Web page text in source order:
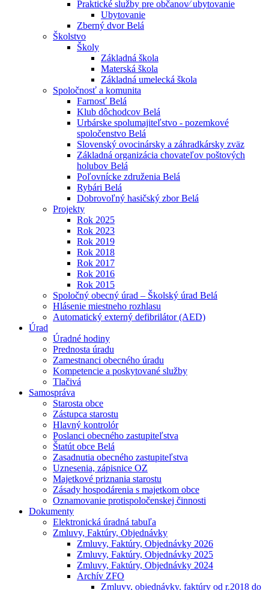
Praktické služby pre občanov⁄ ubytovanie
Ubytovanie
Zberný dvor Belá
Školstvo
Školy
Základná škola
Materská škola
Základná umelecká škola
Spoločnosť a komunita
Farnosť Belá
Klub dôchodcov Belá
Urbárske spolumajiteľstvo - pozemkové
spoločenstvo Belá
Slovenský ovocinársky a záhradkársky zväz
Základná organizácia chovateľov poštových
holubov Belá
Poľovnícke združenia Belá
Rybári Belá
Dobrovoľný hasičský zbor Belá
Projekty
Rok 2025
Rok 2023
Rok 2019
Rok 2018
Rok 2017
Rok 2016
Rok 2015
Spoločný obecný úrad – Školský úrad Belá
Hlásenie miestneho rozhlasu
Automatický externý defibrilátor (AED)
Úrad
Úradné hodiny
Prednosta úradu
Zamestnanci obecného úradu
Kompetencie a poskytované služby
Tlačivá
Samospráva
Starosta obce
Zástupca starostu
Hlavný kontrolór
Poslanci obecného zastupiteľstva
Štatút obce Belá
Zasadnutia obecného zastupiteľstva
Uznesenia, zápisnice OZ
Majetkové priznania starostu
Zásady hospodárenia s majetkom obce
Oznamovanie protispoločenskej činnosti
Dokumenty
Elektronická úradná tabuľa
Zmluvy, Faktúry, Objednávky
Zmluvy, Faktúry, Objednávky 2026
Zmluvy, Faktúry, Objednávky 2025
Zmluvy, Faktúry, Objednávky 2024
Archív ZFO
Zmluvy, objednávky, faktúry od r.2018 do